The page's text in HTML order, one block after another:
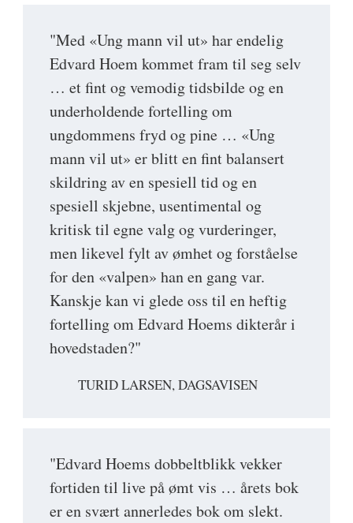
"Med «Ung mann vil ut» har endelig
Edvard Hoem kommet fram til seg selv
… et fint og vemodig tidsbilde og en
underholdende fortelling om
ungdommens fryd og pine … «Ung
mann vil ut» er blitt en fint balansert
skildring av en spesiell tid og en
spesiell skjebne, usentimental og
kritisk til egne valg og vurderinger,
men likevel fylt av ømhet og forståelse
for den «valpen» han en gang var.
Kanskje kan vi glede oss til en heftig
fortelling om Edvard Hoems dikterår i
hovedstaden?"
TURID LARSEN, DAGSAVISEN
"Edvard Hoems dobbeltblikk vekker
fortiden til live på ømt vis … årets bok
er en svært annerledes bok om slekt.